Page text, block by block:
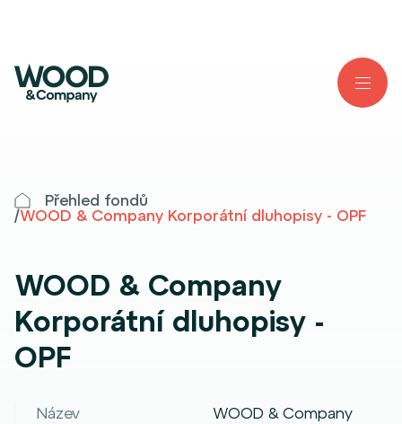
Přehled fondů
/WOOD & Company Korporátní dluhopisy - OPF
WOOD & Company
Korporátní dluhopisy -
OPF
Název
WOOD & Company